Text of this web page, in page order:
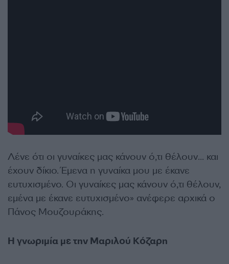
Λένε ότι οι γυναίκες μας κάνουν ό,τι θέλουν… και
έχουν δίκιο. Έμενα η γυναίκα μου με έκανε
ευτυχισμένο. Οι γυναίκες μας κάνουν ό,τι θέλουν,
εμένα με έκανε ευτυχισμένο» ανέφερε αρχικά ο
Πάνος Μουζουράκης.
Η γνωριμία με την Μαριλού Κόζαρη